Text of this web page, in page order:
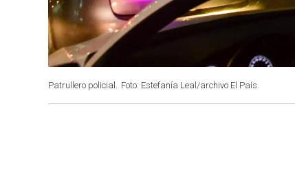
Patrullero policial. Foto: Estefanía Leal/archivo El País.